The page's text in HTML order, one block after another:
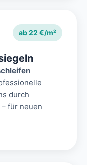
ab 22 €/m²
durch
für neuen